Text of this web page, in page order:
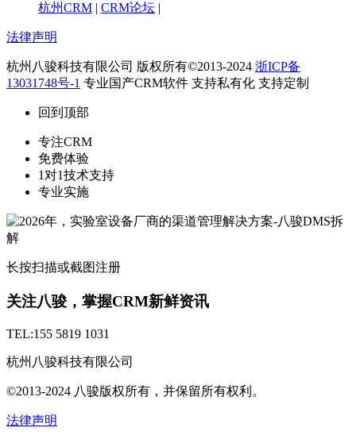
杭州CRM | CRM论坛 |
法律声明
杭州八骏科技有限公司 版权所有©2013-2024 浙ICP备
13031748号-1 专业国产CRM软件 支持私有化 支持定制
回到顶部
专注CRM
免费体验
1对1技术支持
专业实施
长按扫描或截图注册
关注八骏，掌握CRM新鲜资讯
TEL:155 5819 1031
杭州八骏科技有限公司
©2013-2024 八骏版权所有，并保留所有权利。
法律声明